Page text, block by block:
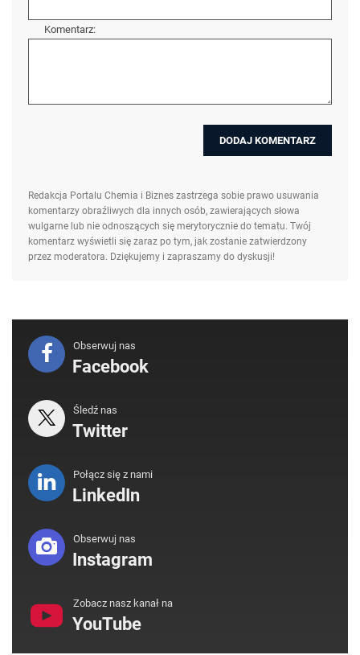
Komentarz:
Redakcja Portalu Chemia i Biznes zastrzega sobie prawo usuwania
komentarzy obraźliwych dla innych osób, zawierających słowa
wulgarne lub nie odnoszących się merytorycznie do tematu. Twój
komentarz wyświetli się zaraz po tym, jak zostanie zatwierdzony
przez moderatora. Dziękujemy i zapraszamy do dyskusji!
Obserwuj nas
Facebook
Śledź nas
Twitter
Połącz się z nami
LinkedIn
Obserwuj nas
Instagram
Zobacz nasz kanał na
YouTube